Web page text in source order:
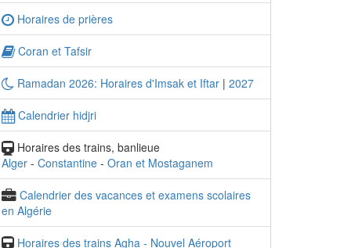
Horaires de prières
Coran et Tafsir
Ramadan 2026: Horaires d'Imsak et Iftar | 2027
Calendrier hidjri
Horaires des trains, banlieue
Alger - Constantine - Oran et Mostaganem
Calendrier des vacances et examens scolaires
en Algérie
Horaires des trains Agha - Nouvel Aéroport